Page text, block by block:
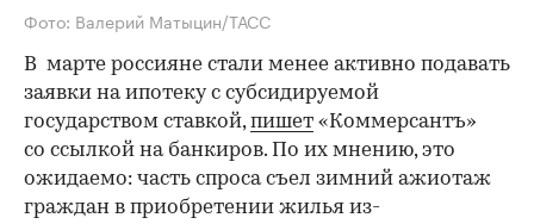
Фото: Валерий Матыцин/ТАСС
В марте россияне стали менее активно подавать
заявки на ипотеку с субсидируемой
государством ставкой,пишет «Коммерсантъ»
со ссылкой на банкиров. По их мнению, это
ожидаемо: часть спроса съел зимний ажиотаж
граждан в приобретении жилья из-